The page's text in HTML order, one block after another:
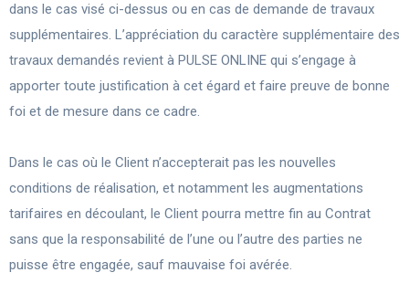
dans le cas visé ci-dessus ou en cas de demande de travaux
supplémentaires. L’appréciation du caractère supplémentaire des
travaux demandés revient à PULSE ONLINE qui s’engage à
apporter toute justification à cet égard et faire preuve de bonne
foi et de mesure dans ce cadre.
Dans le cas où le Client n’accepterait pas les nouvelles
conditions de réalisation, et notamment les augmentations
tarifaires en découlant, le Client pourra mettre fin au Contrat
sans que la responsabilité de l’une ou l’autre des parties ne
puisse être engagée, sauf mauvaise foi avérée.